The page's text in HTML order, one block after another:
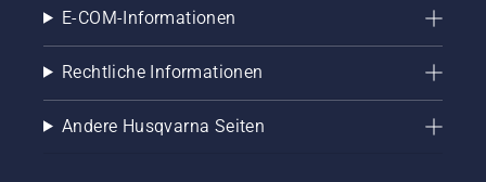
E-COM-Informationen
Rechtliche Informationen
Andere Husqvarna Seiten